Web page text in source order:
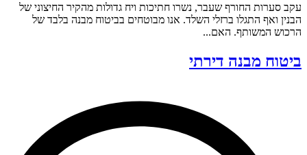
עקב סערות החורף שעבר, נשרו חתיכות ויח גדולות מהקיר החיצוני של
הבנין ואף התגלו ברזלי השלד. אנו מבוטחים בביטוח מבנה בלבד של
הרכוש המשותף. האם...
ביטוח מבנה דירתי